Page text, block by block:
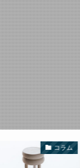
コラム